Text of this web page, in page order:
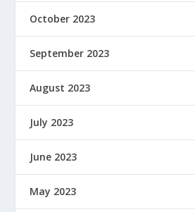
October 2023
September 2023
August 2023
July 2023
June 2023
May 2023